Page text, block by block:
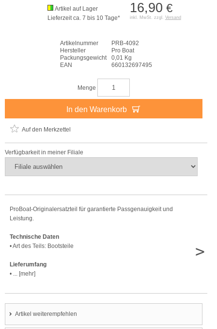
16,90 €
inkl. MwSt. zzgl. Versand
Artikel auf Lager
Lieferzeit ca. 7 bis 10 Tage*
Artikelnummer
PRB-4092
Hersteller
Pro Boat
Packungsgewicht
0,01 Kg
EAN
660132697495
Menge
In den Warenkorb
Auf den Merkzettel
Verfügbarkeit in meiner Filiale
ProBoat-Originalersatzteil für garantierte Passgenauigkeit und
Leistung.
Technische Daten
• Art des Teils: Bootsteile
Lieferumfang
• ... [mehr]
>
Artikel weiterempfehlen